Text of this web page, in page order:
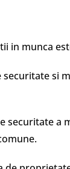
in munca
si
securitate a